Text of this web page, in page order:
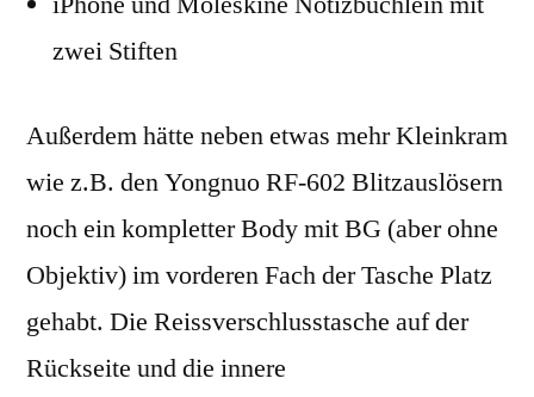
zwei Stiften
Außerdem hätte neben etwas mehr Kleinkram
wie z.B. den Yongnuo RF-602 Blitzauslösern
noch ein kompletter Body mit BG (aber ohne
Objektiv) im vorderen Fach der Tasche Platz
gehabt. Die Reissverschlusstasche auf der
Rückseite und die innere